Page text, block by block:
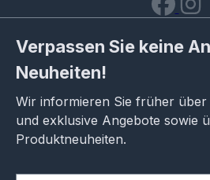
Verpassen Sie keine
Neuheiten!
Wir informieren Sie früher
und exklusive Angebote sowie
Produktneuheiten.